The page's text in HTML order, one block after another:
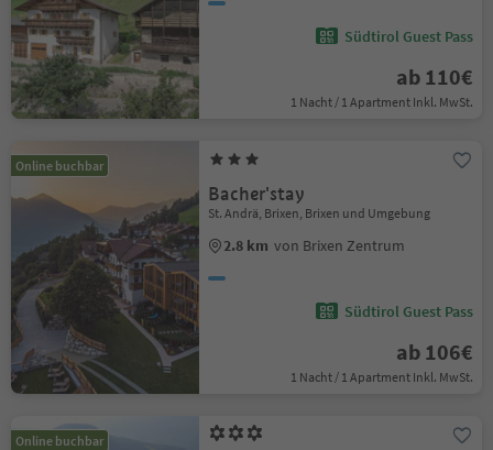
Südtirol Guest Pass
ab 110€
1 Nacht / 1 Apartment Inkl. MwSt.
Online buchbar
Bacher'stay
St. Andrä, Brixen, Brixen und Umgebung
2.8 km von Brixen Zentrum
Südtirol Guest Pass
ab 106€
1 Nacht / 1 Apartment Inkl. MwSt.
Online buchbar